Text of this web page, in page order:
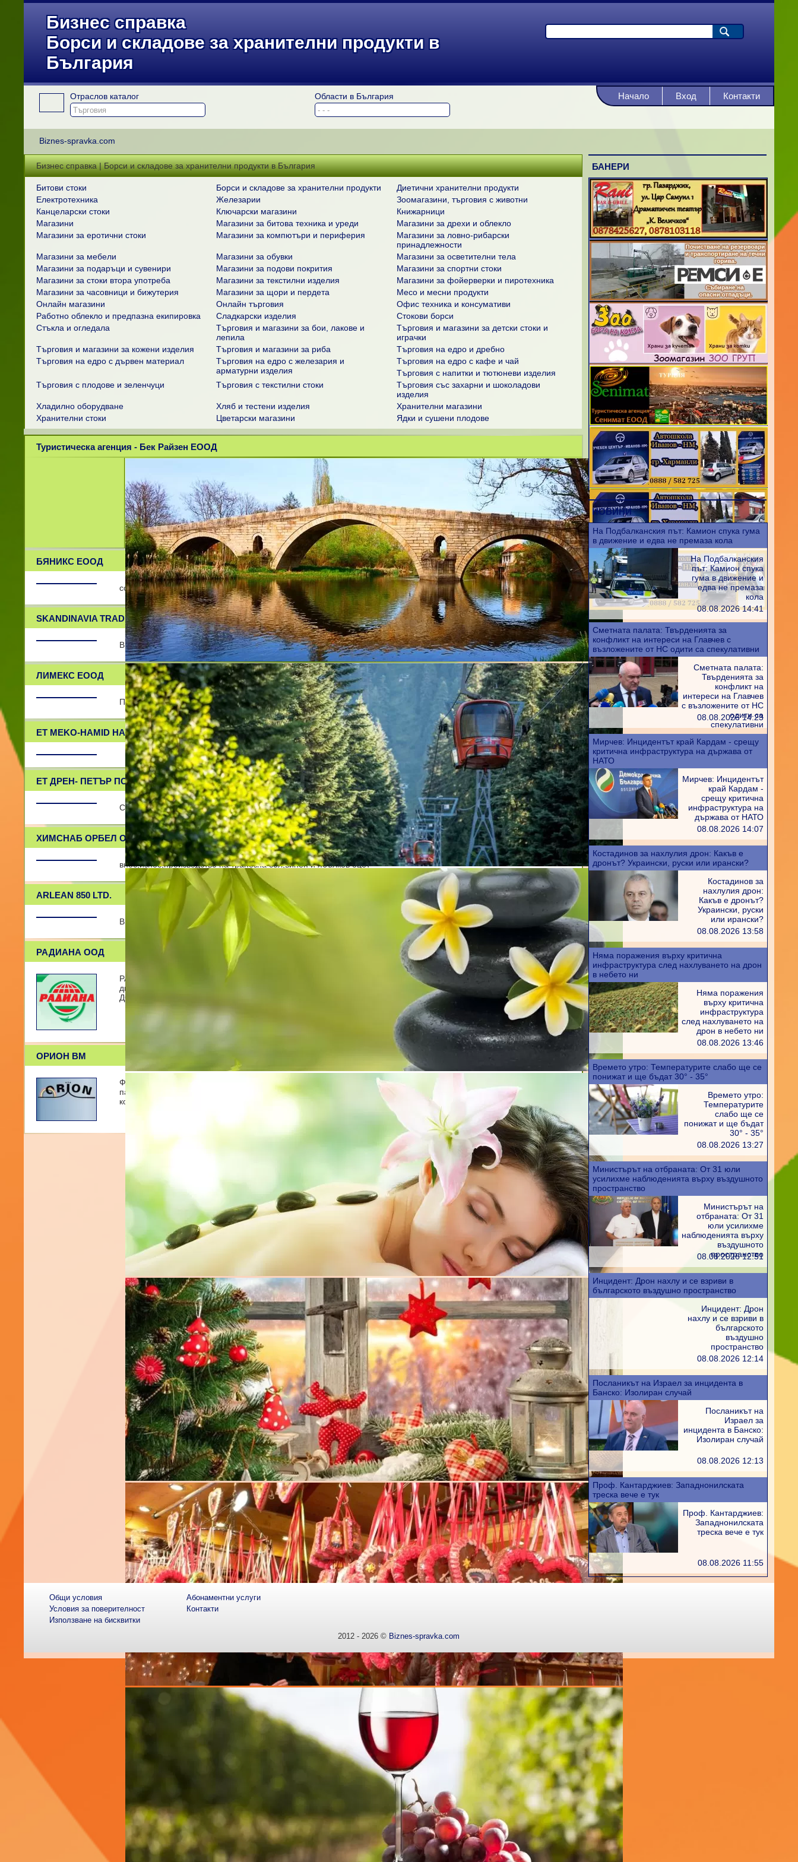
Бизнес справка
Борси и складове за хранителни продукти в
България
Отраслов каталог Области в България Начало Вход Контакти
Biznes-spravka.com
Бизнес справка | Борси и складове за хранителни продукти в България
Битови стоки Борси и складове за хранителни продукти
Диетични хранителни продукти
Електротехника
Железарии
Зоомагазини, търговия с животни
Канцеларски стоки
Ключарски магазини
Книжарници
Магазини
Магазини за битова техника и уреди
Магазини за дрехи и облекло
Магазини за еротични стоки
Магазини за компютъри и периферия
Магазини за ловно-рибарски
принадлежности
Магазини за мебели
Магазини за обувки
Магазини за осветителни тела
Магазини за подаръци и сувенири
Магазини за подови покрития
Магазини за спортни стоки
Магазини за стоки втора употреба
Магазини за текстилни изделия
Магазини за фойерверки и пиротехника
Магазини за часовници и бижутерия
Магазини за щори и пердета
Месо и месни продукти
Онлайн магазини
Онлайн търговия
Офис техника и консумативи
Работно облекло и предпазна екипировка
Сладкарски изделия
Стокови борси
Стъкла и огледала
Търговия и магазини за бои, лакове и
лепила
Търговия и магазини за детски стоки и
играчки
Търговия и магазини за кожени изделия
Търговия и магазини за риба
Търговия на едро и дребно
Търговия на едро с дървен материал
Търговия на едро с железария и
арматурни изделия
Търговия на едро с кафе и чай
Търговия с напитки и тютюневи изделия
Търговия с плодове и зеленчуци
Търговия с текстилни стоки
Търговия със захарни и шоколадови
изделия
Хладилно оборудване
Хляб и тестени изделия
Хранителни магазини
Хранителни стоки
Цветарски магазини Ядки и сушени плодове
Туристическа агенция - Бек Райзен ЕООД
БЯНИКС ЕООД
сол,пакетиране,търговия на едро
SKANDINAVIA TRADING LTD.
Внос - Износ
ЛИМЕКС ЕООД
Партньор за цял живот!
ET MEKO-HAMID HAMDI
ЕТ ДРЕН- ПЕТЪР ПОПОВ
Суровини за хлебопроизводство и сладкарство
ХИМСНАБ ОРБЕЛ ООД
внос,износ,производство на трапезна сол,винен и ябълков оцет
ARLEAN 850 LTD.
Внос на немски хранителни добавки.
РАДИАНА ООД
РАДИАНА ООД е дружетво, основано през 2002 година. Разполога с изключително добре развита
дистрибутивна мрежа в целият Пловдивски ройон. Предлагаме Ви ежедневна БЕЗПЛАТНА
ДОСТАВКА на огромно разн
ОРИОН ВМ
Фирма ОРИОН ВМ е основана през 1992г. в гр. Карлово. Двадесет години тя е на българския
пазар и работи с фирми производители от различни браншове на хранително-вкусовата и
козметична промишленост
БАНЕРИ
НОВИНИ
На Подбалканския път: Камион спука гума
в движение и едва не премаза кола
На Подбалканския
път: Камион спука
гума в движение и
едва не премаза
кола
08.08.2026 14:41
Сметната палата: Твърденията за
конфликт на интереси на Главчев с
възложените от НС одити са спекулативни
Сметната палата:
Твърденията за
конфликт на
интереси на Главчев
с възложените от НС
одити са
спекулативни
08.08.2026 14:23
Мирчев: Инцидентът край Кардам - срещу
критична инфраструктура на държава от
НАТО
Мирчев: Инцидентът
край Кардам -
срещу критична
инфраструктура на
държава от НАТО
08.08.2026 14:07
Костадинов за нахлулия дрон: Какъв е
дронът? Украински, руски или ирански?
Костадинов за
нахлулия дрон:
Какъв е дронът?
Украински, руски
или ирански?
08.08.2026 13:58
Няма поражения върху критична
инфраструктура след нахлуването на дрон
в небето ни
Няма поражения
върху критична
инфраструктура
след нахлуването на
дрон в небето ни
08.08.2026 13:46
Времето утро: Температурите слабо ще се
понижат и ще бъдат 30° - 35°
Времето утро:
Температурите
слабо ще се
понижат и ще бъдат
30° - 35°
08.08.2026 13:27
Министърът на отбраната: От 31 юли
усилихме наблюденията върху въздушното
пространство
Министърът на
отбраната: От 31
юли усилихме
наблюденията върху
въздушното
пространство
08.08.2026 12:51
Инцидент: Дрон нахлу и се взриви в
българското въздушно пространство
Инцидент: Дрон
нахлу и се взриви в
българското
въздушно
пространство
08.08.2026 12:14
Посланикът на Израел за инцидента в
Банско: Изолиран случай
Посланикът на
Израел за
инцидента в Банско:
Изолиран случай
08.08.2026 12:13
Проф. Кантарджиев: Западнонилската
треска вече е тук
Проф. Кантарджиев:
Западнонилската
треска вече е тук
08.08.2026 11:55
Общи условия
Условия за поверителност
Използване на бисквитки
Абонаментни услуги
Контакти
2012 - 2026 © Biznes-spravka.com